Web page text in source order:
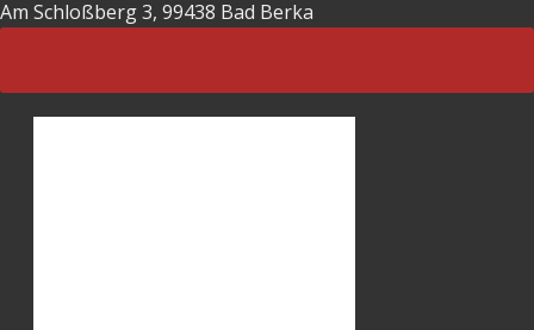
Am Schloßberg 3, 99438 Bad Berka